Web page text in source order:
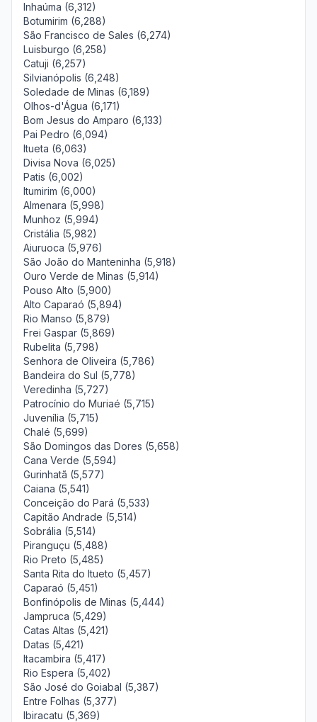
Inhaúma (6,312)
Botumirim (6,288)
São Francisco de Sales (6,274)
Luisburgo (6,258)
Catuji (6,257)
Silvianópolis (6,248)
Soledade de Minas (6,189)
Olhos-d'Água (6,171)
Bom Jesus do Amparo (6,133)
Pai Pedro (6,094)
Itueta (6,063)
Divisa Nova (6,025)
Patis (6,002)
Itumirim (6,000)
Almenara (5,998)
Munhoz (5,994)
Cristália (5,982)
Aiuruoca (5,976)
São João do Manteninha (5,918)
Ouro Verde de Minas (5,914)
Pouso Alto (5,900)
Alto Caparaó (5,894)
Rio Manso (5,879)
Frei Gaspar (5,869)
Rubelita (5,798)
Senhora de Oliveira (5,786)
Bandeira do Sul (5,778)
Veredinha (5,727)
Patrocínio do Muriaé (5,715)
Juvenília (5,715)
Chalé (5,699)
São Domingos das Dores (5,658)
Cana Verde (5,594)
Gurinhatã (5,577)
Caiana (5,541)
Conceição do Pará (5,533)
Capitão Andrade (5,514)
Sobrália (5,514)
Piranguçu (5,488)
Rio Preto (5,485)
Santa Rita do Itueto (5,457)
Caparaó (5,451)
Bonfinópolis de Minas (5,444)
Jampruca (5,429)
Catas Altas (5,421)
Datas (5,421)
Itacambira (5,417)
Rio Espera (5,402)
São José do Goiabal (5,387)
Entre Folhas (5,377)
Ibiracatu (5,369)